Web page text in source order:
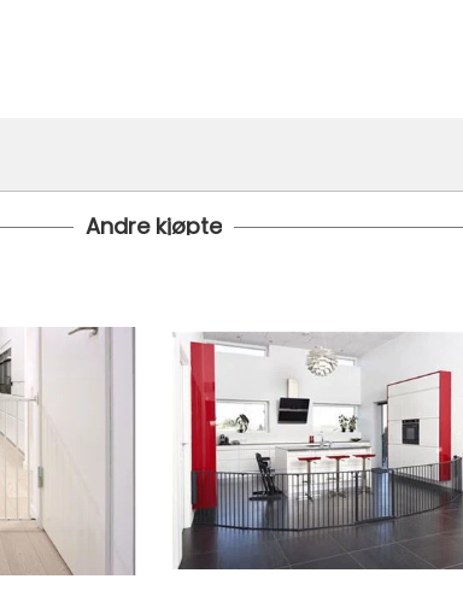
bestilling til levering.
Andre kjøpte